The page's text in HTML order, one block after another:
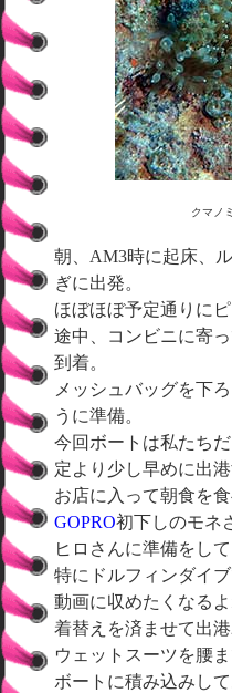
クマノ
朝、AM3時に起床、
ぎに出発。
ほぼほぼ予定通りに
途中、コンビニに寄
到着。
メッシュバッグを下
うに準備。
今回ボートは私たち
定より少し早めに出
お店に入って朝食を
GOPRO初下しのモネ
ヒロさんに準備をし
特にドルフィンダイ
動画に収めたくなるよ
着替えを済ませて出
ウェットスーツを腰
ボートに積み込みし